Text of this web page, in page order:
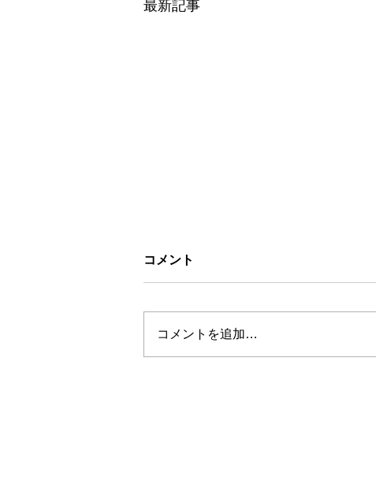
最新記事
お盆休みについて
コメント
コメントを追加…